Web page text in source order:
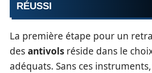
RÉUSSI
La première étape pour un
desantivols réside dans le
adéquats. Sans ces